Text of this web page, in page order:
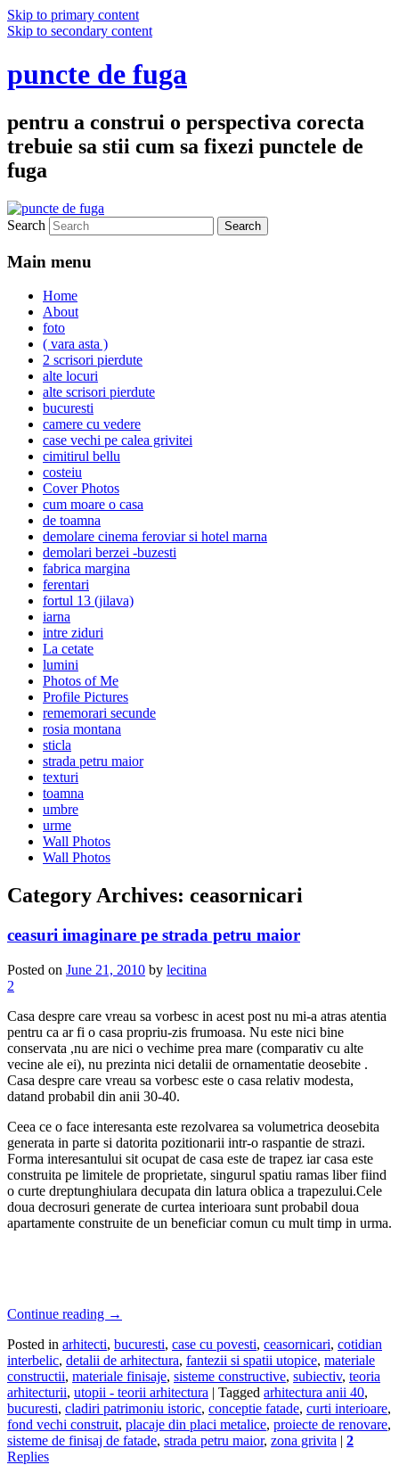
Skip to primary content
Skip to secondary content
puncte de fuga
pentru a construi o perspectiva corecta
trebuie sa stii cum sa fixezi punctele de
fuga
Search
Main menu
Home
About
foto
( vara asta )
2 scrisori pierdute
alte locuri
alte scrisori pierdute
bucuresti
camere cu vedere
case vechi pe calea grivitei
cimitirul bellu
costeiu
Cover Photos
cum moare o casa
de toamna
demolare cinema feroviar si hotel marna
demolari berzei -buzesti
fabrica margina
ferentari
fortul 13 (jilava)
iarna
intre ziduri
La cetate
lumini
Photos of Me
Profile Pictures
rememorari secunde
rosia montana
sticla
strada petru maior
texturi
toamna
umbre
urme
Wall Photos
Wall Photos
Category Archives: ceasornicari
ceasuri imaginare pe strada petru maior
Posted on June 21, 2010 by lecitina
2
Casa despre care vreau sa vorbesc in acest post nu mi-a atras atentia
pentru ca ar fi o casa propriu-zis frumoasa. Nu este nici bine
conservata ,nu are nici o vechime prea mare (comparativ cu alte
vecine ale ei), nu prezinta nici detalii de ornamentatie deosebite .
Casa despre care vreau sa vorbesc este o casa relativ modesta,
datand probabil din anii 30-40.
Ceea ce o face interesanta este rezolvarea sa volumetrica deosebita
generata in parte si datorita pozitionarii intr-o raspantie de strazi.
Forma interesantului sit ocupat de casa este de trapez iar casa este
construita pe limitele de proprietate, singurul spatiu ramas liber fiind
o curte dreptunghiulara decupata din latura oblica a trapezului.Cele
doua decrosuri generate de curtea interioara sunt probabil doua
apartamente construite de un beneficiar comun cu mult timp in urma.
Continue reading →
Posted in arhitecti, bucuresti, case cu povesti, ceasornicari, cotidian
interbelic, detalii de arhitectura, fantezii si spatii utopice, materiale
constructii, materiale finisaje, sisteme constructive, subiectiv, teoria
arhitecturii, utopii - teorii arhitectura | Tagged arhitectura anii 40,
bucuresti, cladiri patrimoniu istoric, conceptie fatade, curti interioare,
fond vechi construit, placaje din placi metalice, proiecte de renovare,
sisteme de finisaj de fatade, strada petru maior, zona grivita | 2
Replies